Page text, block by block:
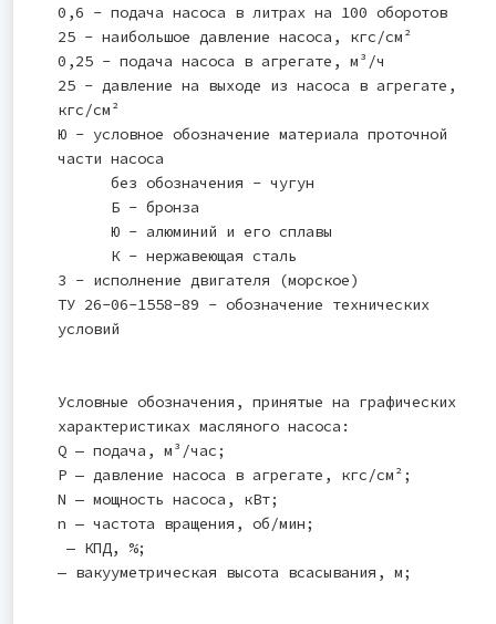
0,6 - подача насоса в литрах на 100 оборотов
25 - наибольшое давление насоса, кгс/см²
0,25 - подача насоса в агрегате, м³/ч
25 - давление на выходе из насоса в агрегате,
кгс/см²
Ю - условное обозначение материала проточной
части насоса
без обозначения - чугун
Б - бронза
Ю - алюминий и его сплавы
К - нержавеющая сталь
3 - исполнение двигателя (морское)
ТУ 26-06-1558-89 - обозначение технических
условий
Условные обозначения, принятые на графических
характеристиках масляного насоса:
Q — подача, м³/час;
Р — давление насоса в агрегате, кгс/см²;
N — мощность насоса, кВт;
n — частота вращения, об/мин;
— КПД, %;
— вакууметрическая высота всасывания, м;